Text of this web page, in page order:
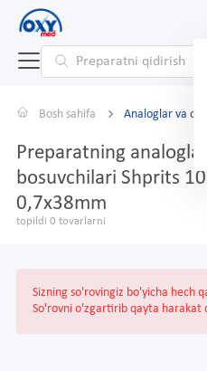
Bosh sahifa Analoglar va
Preparatning
bosuvchilari Shprits
0,7x38mm
topildi 0 tovarlarni
Sizning so'rovingiz bo'yicha hech
So'rovni o'zgartirib qayta harakat